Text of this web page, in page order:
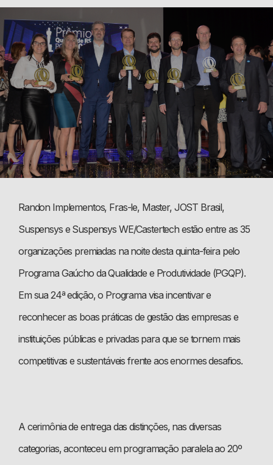
Randon Implementos, Fras-le, Master, JOST Brasil,
Suspensys e Suspensys WE/Castertech estão entre as 35
organizações premiadas na noite desta quinta-feira pelo
Programa Gaúcho da Qualidade e Produtividade (PGQP).
Em sua 24ª edição, o Programa visa incentivar e
reconhecer as boas práticas de gestão das empresas e
instituições públicas e privadas para que se tornem mais
competitivas e sustentáveis frente aos enormes desafios.
A cerimônia de entrega das distinções, nas diversas
categorias, aconteceu em programação paralela ao 20º